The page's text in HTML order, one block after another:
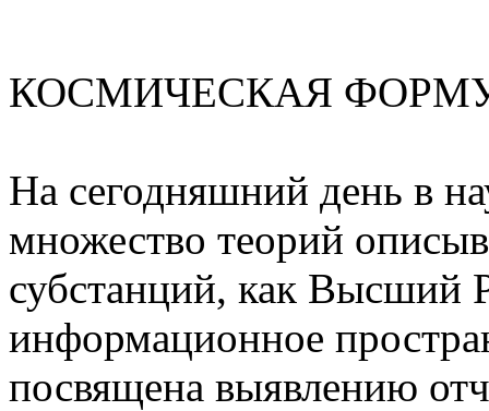
КОСМИЧЕСКАЯ
На сегодняшний день в
множество теорий
субстанций, как Высший
информационное
посвящена выявлению